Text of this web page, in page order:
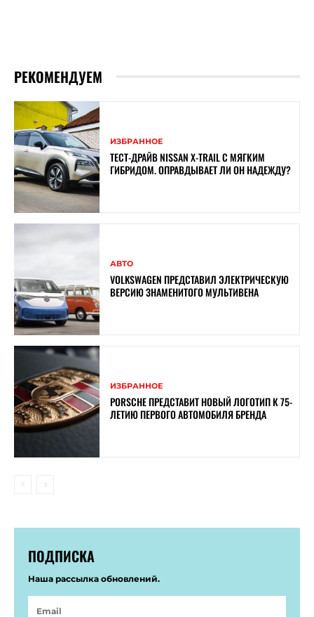
РЕКОМЕНДУЕМ
ИЗБРАННОЕ
ТЕСТ-ДРАЙВ NISSAN X-TRAIL С МЯГКИМ
ГИБРИДОМ. ОПРАВДЫВАЕТ ЛИ ОН НАДЕЖДУ?
АВТО
VOLKSWAGEN ПРЕДСТАВИЛ ЭЛЕКТРИЧЕСКУЮ
ВЕРСИЮ ЗНАМЕНИТОГО МУЛЬТИВЕНА
ИЗБРАННОЕ
PORSCHE ПРЕДСТАВИТ НОВЫЙ ЛОГОТИП К 75-
ЛЕТИЮ ПЕРВОГО АВТОМОБИЛЯ БРЕНДА
ПОДПИСКА
Наша рассылка обновлений.